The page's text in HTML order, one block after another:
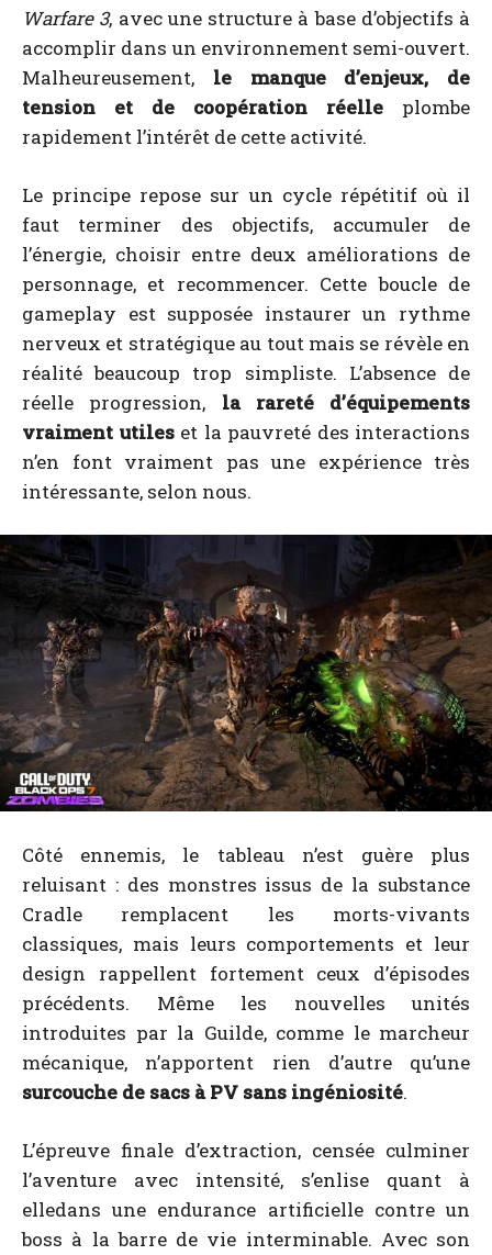
Warfare 3, avec une structure à base d’objectifs à
accomplir dans un environnement semi-ouvert.
Malheureusement, le manque d’enjeux, de
tension et de coopération réelle plombe
rapidement l’intérêt de cette activité.
Le principe repose sur un cycle répétitif où il
faut terminer des objectifs, accumuler de
l’énergie, choisir entre deux améliorations de
personnage, et recommencer. Cette boucle de
gameplay est supposée instaurer un rythme
nerveux et stratégique au tout mais se révèle en
réalité beaucoup trop simpliste. L’absence de
réelle progression, la rareté d’équipements
vraiment utileset la pauvreté des interactions
n’en font vraiment pas une expérience très
intéressante, selon nous.
Côté ennemis, le tableau n’est guère plus
reluisant : des monstres issus de la substance
Cradle remplacent les morts-vivants
classiques, mais leurs comportements et leur
design rappellent fortement ceux d’épisodes
précédents. Même les nouvelles unités
introduites par la Guilde, comme le marcheur
mécanique, n’apportent rien d’autre qu’une
surcouche de sacs à PV sans ingéniosité.
L’épreuve finale d’extraction, censée culminer
l’aventure avec intensité, s’enlise quant à
elledans une endurance artificielle contre un
boss à la barre de vie interminable. Avec son